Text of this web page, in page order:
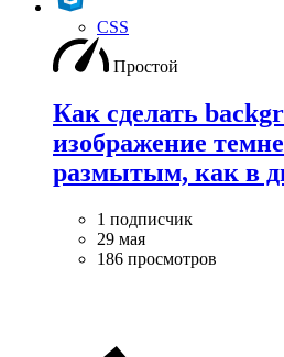
CSS
Простой
Как сделать
изображение
размытым, как в
1 подписчик
29 мая
186 просмотров